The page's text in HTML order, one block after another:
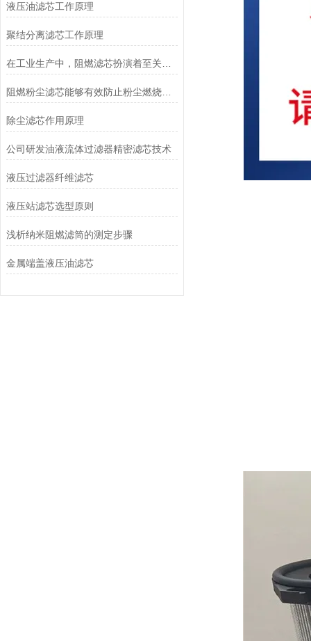
液压油滤芯工作原理
聚结分离滤芯工作原理
阻燃粉尘滤芯能够有效防止粉尘燃烧和爆炸事故的发生
除尘滤芯作用原理
公司研发油液流体过滤器精密滤芯技术
液压过滤器纤维滤芯
液压站滤芯选型原则
浅析纳米阻燃滤筒的测定步骤
金属端盖液压油滤芯